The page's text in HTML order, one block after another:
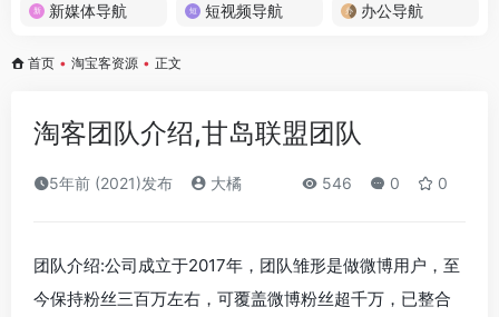
新媒体导航 短视频导航 办公导航
首页 • 淘宝客资源 • 正文
淘客团队介绍,甘岛联盟团队
5年前 (2021)发布 大橘 546 0 0
团队介绍:公司成立于2017年，团队雏形是做微博用户，至
今保持粉丝三百万左右，可覆盖微博粉丝超千万，已整合